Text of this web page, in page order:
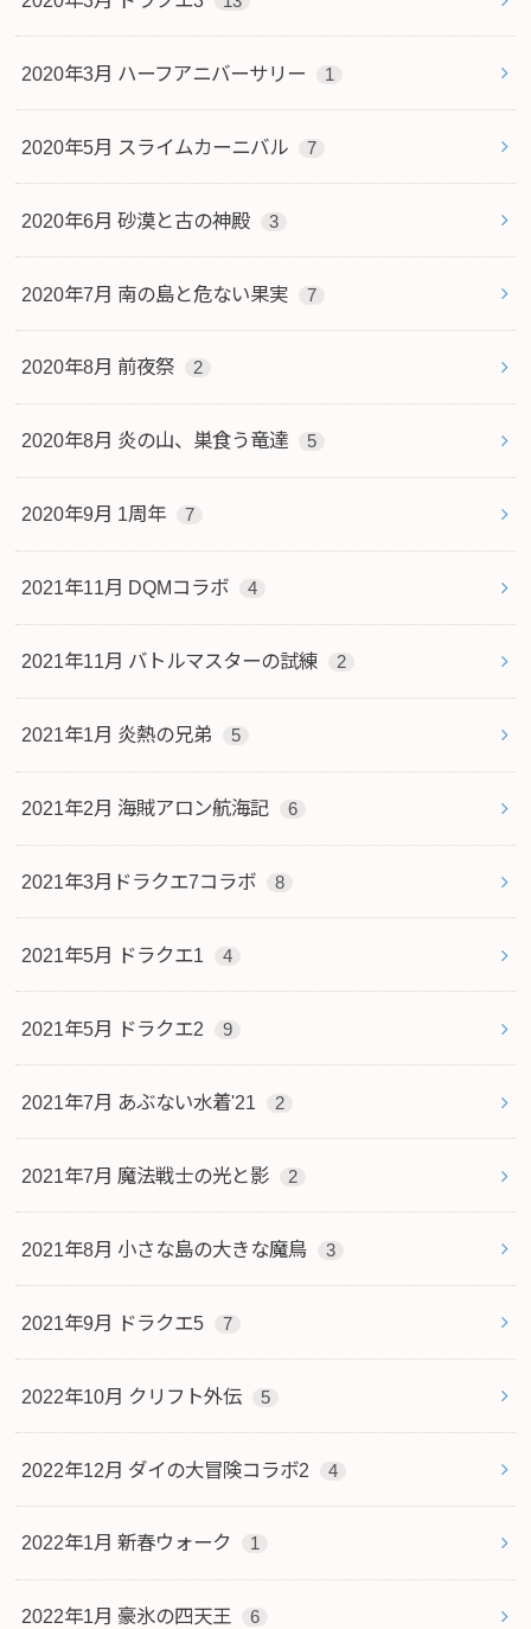
2020年3月 ハーフアニバーサリー 1
2020年5月 スライムカーニバル 7
2020年6月 砂漠と古の神殿 3
2020年7月 南の島と危ない果実 7
2020年8月 前夜祭 2
2020年8月 炎の山、巣食う竜達 5
2020年9月 1周年 7
2021年11月 DQMコラボ 4
2021年11月 バトルマスターの試練 2
2021年1月 炎熱の兄弟 5
2021年2月 海賊アロン航海記 6
2021年3月ドラクエ7コラボ 8
2021年5月 ドラクエ1 4
2021年5月 ドラクエ2 9
2021年7月 あぶない水着'21 2
2021年7月 魔法戦士の光と影 2
2021年8月 小さな島の大きな魔鳥 3
2021年9月 ドラクエ5 7
2022年10月 クリフト外伝 5
2022年12月 ダイの大冒険コラボ2 4
2022年1月 新春ウォーク 1
2022年1月 豪氷の四天王 6